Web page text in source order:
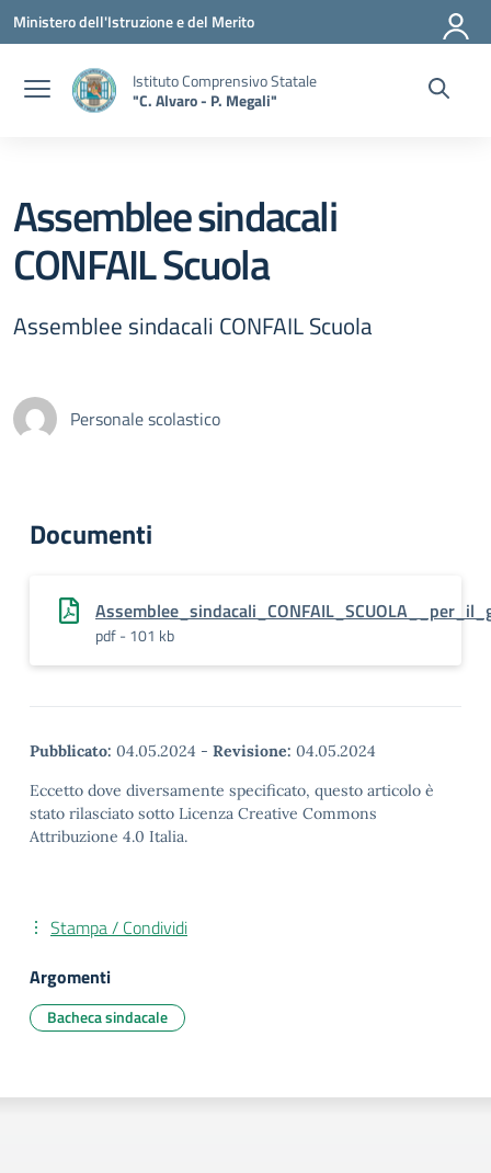
Vai ai contenuti
Vai al menu di navigazione
Vai al footer
Ministero dell'Istruzione e del Merito
Istituto Comprensivo Statale
"C. Alvaro - P. Megali"
Assemblee sindacali
CONFAIL Scuola
Assemblee sindacali CONFAIL Scuola
Personale scolastico
Documenti
pdf - 101 kb
Pubblicato: 04.05.2024 - Revisione: 04.05.2024
Eccetto dove diversamente specificato, questo articolo è
stato rilasciato sotto Licenza Creative Commons
Attribuzione 4.0 Italia.
Stampa / Condividi
Argomenti
Bacheca sindacale